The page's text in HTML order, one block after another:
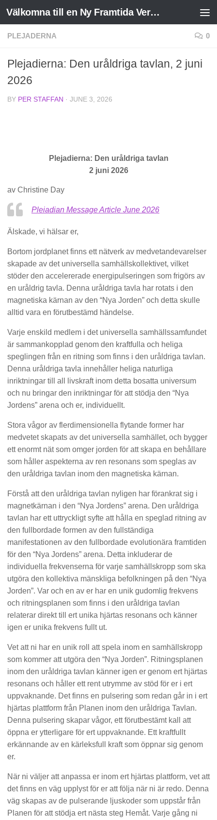
Skip to content Välkomna till en Ny Framtida Verklighet
PLEJADERNA 0
Plejadierna: Den uråldriga tavlan, 2 juni
2026
BY PER STAFFAN · JUNE 3, 2026
Plejadierna: Den uråldriga tavlan
2 juni 2026
av Christine Day
Pleiadian Message Article June 2026
Älskade, vi hälsar er,
Bortom jordplanet finns ett nätverk av medvetandevarelser
skapade av det universella samhällskollektivet, vilket
stöder den accelererade energipulseringen som frigörs av
en uråldrig tavla. Denna uråldriga tavla har rotats i den
magnetiska kärnan av den “Nya Jorden” och detta skulle
alltid vara en förutbestämd händelse.
Varje enskild medlem i det universella samhällssamfundet
är sammankopplad genom den kraftfulla och heliga
speglingen från en ritning som finns i den uråldriga tavlan.
Denna uråldriga tavla innehåller heliga naturliga
inriktningar till all livskraft inom detta bosatta universum
och nu bringar den inriktningar för att stödja den “Nya
Jordens” arena och er, individuellt.
Stora vågor av flerdimensionella flytande former har
medvetet skapats av det universella samhället, och bygger
ett enormt nät som omger jorden för att skapa en behållare
som håller aspekterna av ren resonans som speglas av
den uråldriga tavlan inom den magnetiska kärnan.
Förstå att den uråldriga tavlan nyligen har förankrat sig i
magnetkärnan i den “Nya Jordens” arena. Den uråldriga
tavlan har ett uttryckligt syfte att hålla en speglad ritning av
den fullbordade formen av den fullständiga
manifestationen av den fullbordade evolutionära framtiden
för den “Nya Jordens” arena. Detta inkluderar de
individuella frekvenserna för varje samhällskropp som ska
utgöra den kollektiva mänskliga befolkningen på den “Nya
Jorden”. Var och en av er har en unik gudomlig frekvens
och ritningsplanen som finns i den uråldriga tavlan
relaterar direkt till ert unika hjärtas resonans och känner
igen er unika frekvens fullt ut.
Vet att ni har en unik roll att spela inom en samhällskropp
som kommer att utgöra den “Nya Jorden”. Ritningsplanen
inom den uråldriga tavlan känner igen er genom ert hjärtas
resonans och håller ett rent utrymme av stöd för er i ert
uppvaknande. Det finns en pulsering som redan går in i ert
hjärtas plattform från Planen inom den uråldriga Tavlan.
Denna pulsering skapar vågor, ett förutbestämt kall att
öppna er ytterligare för ert uppvaknande. Ett kraftfullt
erkännande av en kärleksfull kraft som öppnar sig genom
er.
När ni väljer att anpassa er inom ert hjärtas plattform, vet att
det finns en väg upplyst för er att följa när ni är redo. Denna
väg skapas av de pulserande ljuskoder som uppstår från
Planen för att stödja ert nästa steg Hemåt. Varje gång ni